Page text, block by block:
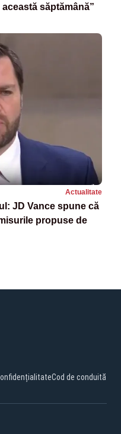
săptămână”
Actualitate
JD Vance spune că
propuse de
Cod de conduită